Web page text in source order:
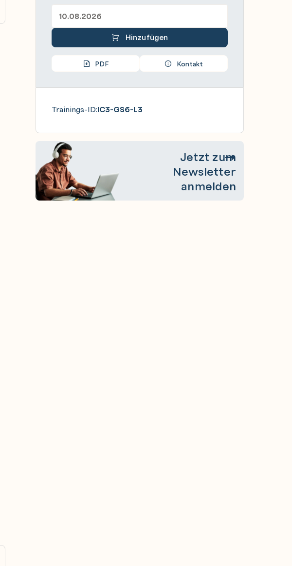
Hinzufügen
PDF Kontakt
Trainings-ID:IC3-GS6-L3
Jetzt zum
Newsletter
anmelden